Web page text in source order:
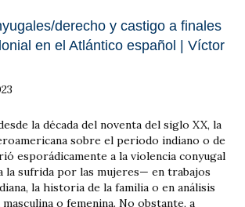
derecho y castigo a finales
en el Atlántico español | Víctor
la década del noventa del siglo XX, la
sobre el periodo indiano o de
esporádicamente a la violencia conyugal
la sufrida por las mujeres— en trabajos
la historia de la familia o en análisis
o femenina. No obstante, a